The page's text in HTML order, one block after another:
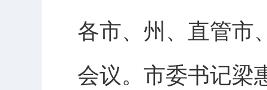
各市、州、直管市
会议。市委书记梁